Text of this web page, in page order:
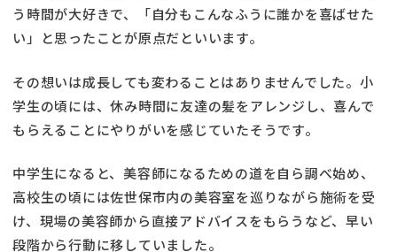
う時間が大好きで、「自分もこんなふうに誰かを喜ばせた
い」と思ったことが原点だといいます。
その想いは成長しても変わることはありませんでした。小
学生の頃には、休み時間に友達の髪をアレンジし、喜んで
もらえることにやりがいを感じていたそうです。
中学生になると、美容師になるための道を自ら調べ始め、
高校生の頃には佐世保市内の美容室を巡りながら施術を受
け、現場の美容師から直接アドバイスをもらうなど、早い
段階から行動に移していました。